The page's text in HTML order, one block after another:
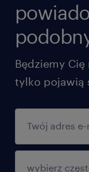
Będziemy
tylko pojawią